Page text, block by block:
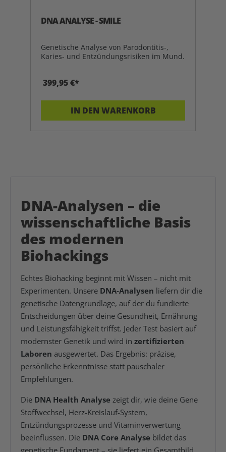
DNA ANALYSE - SMILE
Genetische Analyse von Parodontitis-,
Karies- und Entzündungsrisiken im Mund.
399,95 €*
IN DEN WARENKORB
DNA-Analysen – die
wissenschaftliche Basis
des modernen
Biohackings
Echtes Biohacking beginnt mit Wissen – nicht mit
Experimenten. Unsere DNA-Analysen liefern dir die
genetische Datengrundlage, auf der du fundierte
Entscheidungen über deine Gesundheit, Ernährung
und Leistungsfähigkeit triffst. Jeder Test basiert auf
modernster Genetik und wird in zertifizierten
Laboren ausgewertet. Das Ergebnis: präzise,
persönliche Erkenntnisse statt pauschaler
Empfehlungen.
Die DNA Health Analyse zeigt dir, wie deine Gene
Stoffwechsel, Herz-Kreislauf-System,
Entzündungsprozesse und Vitaminverwertung
beeinflussen. Die DNA Core Analyse bildet das
genetische Fundament – sie liefert ein Gesamtbild